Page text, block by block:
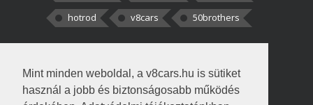
Mint minden weboldal, a v8cars.hu is sütiket
használ a jobb és biztonságosabb működés
hotrod
v8cars 50brothers
kortisz:Elszúrtam! Én csak két
darabbaal számoltam. Nem tudtam, hogy fél autót,